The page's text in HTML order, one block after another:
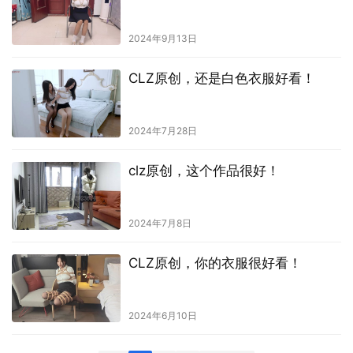
2024年9月13日
CLZ原创，还是白色衣服好看！
2024年7月28日
clz原创，这个作品很好！
2024年7月8日
CLZ原创，你的衣服很好看！
2024年6月10日